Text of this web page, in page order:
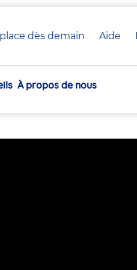
dès demain Aide
À propos de nous